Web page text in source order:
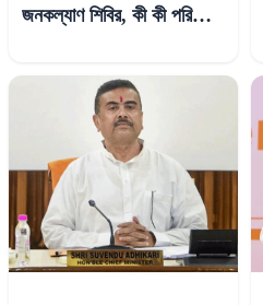
জনকল্যাণ শিবির, কী কী পরিষেবা